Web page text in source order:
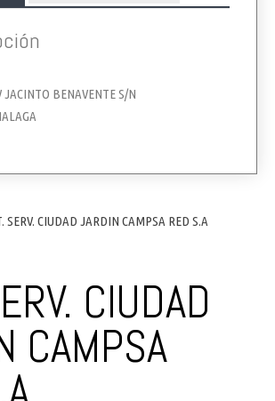
SERV. CIUDAD JARDIN CAMPSA RED S.A
CIUDAD
CAMPSA
JACINTO BENAVENTE S/N